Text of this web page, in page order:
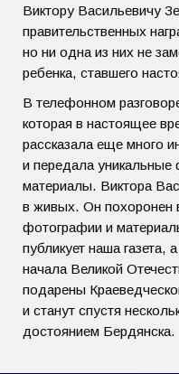
Виктору Васильевичу
правительственных
но ни одна из них не
ребенка, ставшего
В телефонном
которая в настоящее
рассказала еще много
и передала уникальные
материалы. Виктора
в живых. Он похоронен
фотографии и
публикует наша
начала Великой
подарены
и станут спустя
достоянием Бердянска.